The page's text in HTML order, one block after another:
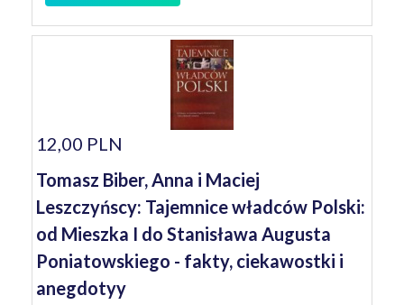
12,00 PLN
Tomasz Biber, Anna i Maciej
Leszczyńscy: Tajemnice władców Polski:
od Mieszka I do Stanisława Augusta
Poniatowskiego - fakty, ciekawostki i
anegdotyy